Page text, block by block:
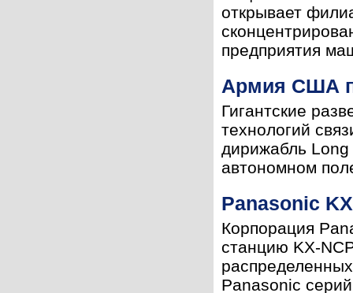
открывает
предприятия
Армия США
Гигантские
технологий
дирижабль
автономном
Panasonic
Корпорация
станцию KX-
Panasonic